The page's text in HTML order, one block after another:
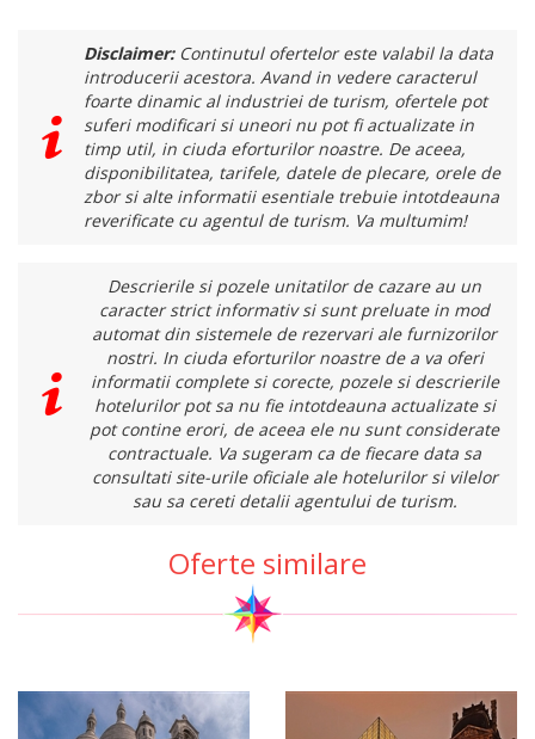
Disclaimer:Continutul ofertelor este valabil la data
introducerii acestora. Avand in vedere caracterul
foarte dinamic al industriei de turism, ofertele pot
suferi modificari si uneori nu pot fi actualizate in
timp util, in ciuda eforturilor noastre. De aceea,
disponibilitatea, tarifele, datele de plecare, orele de
zbor si alte informatii esentiale trebuie intotdeauna
reverificate cu agentul de turism. Va multumim!
Descrierile si pozele unitatilor de cazare au un
caracter strict informativ si sunt preluate in mod
automat din sistemele de rezervari ale furnizorilor
nostri. In ciuda eforturilor noastre de a va oferi
informatii complete si corecte, pozele si descrierile
hotelurilor pot sa nu fie intotdeauna actualizate si
pot contine erori, de aceea ele nu sunt considerate
contractuale. Va sugeram ca de fiecare data sa
consultati site-urile oficiale ale hotelurilor si vilelor
sau sa cereti detalii agentului de turism.
Oferte similare